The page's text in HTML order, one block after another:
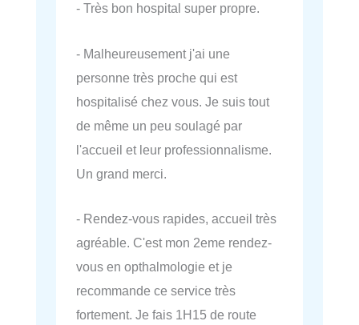
- Très bon hospital super propre.
- Malheureusement j'ai une
personne très proche qui est
hospitalisé chez vous. Je suis tout
de même un peu soulagé par
l'accueil et leur professionnalisme.
Un grand merci.
- Rendez-vous rapides, accueil très
agréable. C'est mon 2eme rendez-
vous en opthalmologie et je
recommande ce service très
fortement. Je fais 1H15 de route